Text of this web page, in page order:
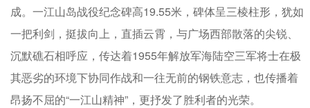
成。一江山岛战役纪念碑高19.55米，碑体呈三棱柱形，犹如
一把利剑，挺拔向上，直插云霄，与广场西部散落的尖锐、
沉默礁石相呼应，传达着1955年解放军海陆空三军将士在极
其恶劣的环境下协同作战和一往无前的钢铁意志，也传播着
昂扬不屈的“一江山精神”，更抒发了胜利者的光荣。